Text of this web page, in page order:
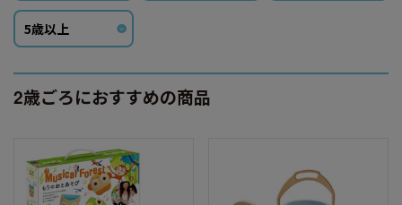
5歳以上
2歳ごろにおすすめの商品